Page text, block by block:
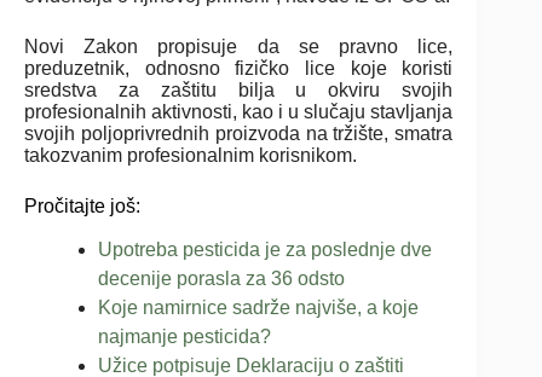
Novi Zakon propisuje da se pravno lice,
preduzetnik, odnosno fizičko lice koje koristi
sredstva za zaštitu bilja u okviru svojih
profesionalnih aktivnosti, kao i u slučaju stavljanja
svojih poljoprivrednih proizvoda na tržište, smatra
takozvanim profesionalnim korisnikom.
Pročitajte još:
Upotreba pesticida je za poslednje dve
decenije porasla za 36 odsto
Koje namirnice sadrže najviše, a koje
najmanje pesticida?
Užice potpisuje Deklaraciju o zaštiti